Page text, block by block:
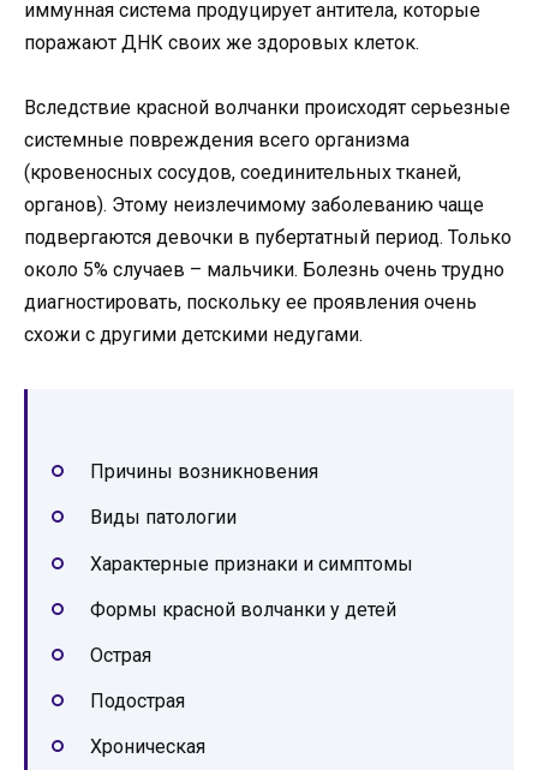
иммунная система продуцирует антитела, которые
поражают ДНК своих же здоровых клеток.
Вследствие красной волчанки происходят серьезные
системные повреждения всего организма
(кровеносных сосудов, соединительных тканей,
органов). Этому неизлечимому заболеванию чаще
подвергаются девочки в пубертатный период. Только
около 5% случаев – мальчики. Болезнь очень трудно
диагностировать, поскольку ее проявления очень
схожи с другими детскими недугами.
Причины возникновения
Виды патологии
Характерные признаки и симптомы
Формы красной волчанки у детей
Острая
Подострая
Хроническая